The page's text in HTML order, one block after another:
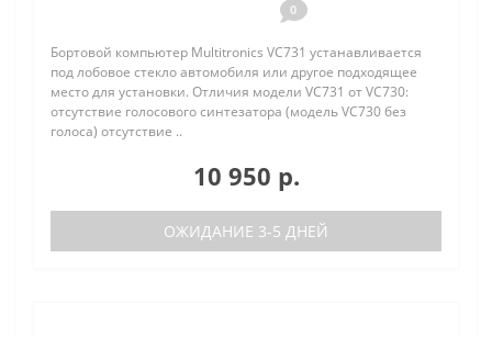
0
Бортовой компьютер Multitronics VC731 устанавливается
под лобовое стекло автомобиля или другое подходящее
место для установки. Отличия модели VC731 от VC730:
отсутствие голосового синтезатора (модель VC730 без
голоса) отсутствие ..
10 950 р.
ОЖИДАНИЕ 3-5 ДНЕЙ